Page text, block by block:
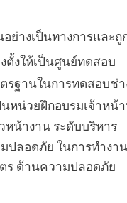
ย่างเป็นทางการและถู
ตั้งให้เป็นศูนย์ทดสอบ
รฐานในการทดสอบช่
นหน่วยฝึกอบรมเจ้าหน้
หน้างาน ระดับบริหาร
ปลอดภัย ในการทำงา
ร ด้านความปลอดภัย